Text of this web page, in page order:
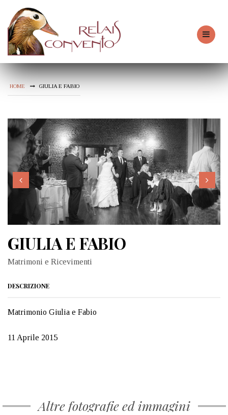
HOME GIULIA E FABIO
Previous
GIULIA E FABIO
Matrimoni e Ricevimenti
DESCRIZIONE
Matrimonio Giulia e Fabio
11 Aprile 2015
Altre fotografie ed immagini